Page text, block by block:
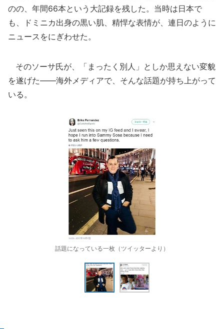
のの、年間66本という大記録を残した。当時は日本で
も、ドミニカ出身の黒い肌、精悍な表情が、連日のように
ニュースをにぎわせた。
そのソーサ氏が、「まったく別人」としか思えない変貌
を遂げた――海外メディアで、そんな話題が持ち上がって
いる。
話題になっている一枚（ツイッターより）